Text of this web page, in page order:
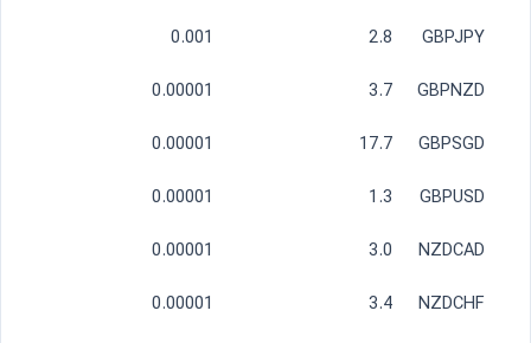
GBPJPY
2.8
0.001
GBPNZD
3.7
0.00001
GBPSGD
17.7
0.00001
GBPUSD
1.3
0.00001
NZDCAD
3.0
0.00001
NZDCHF
3.4
0.00001